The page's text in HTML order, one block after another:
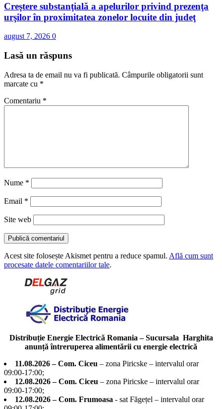
Creştere substanţială a apelurilor privind prezenţa
urşilor în proximitatea zonelor locuite din judeţ
august 7, 2026 0
Lasă un răspuns
Adresa ta de email nu va fi publicată. Câmpurile obligatorii sunt
marcate cu *
Comentariu *
Nume *
Email *
Site web
Acest site folosește Akismet pentru a reduce spamul. Află cum sunt
procesate datele comentariilor tale.
Distribuție Energie Electrică Romania – Sucursala Harghita
anunță întreruperea alimentării cu energie electrică
11.08.2026 – Com. Ciceu – zona Piricske – intervalul orar
09:00-17:00;
12.08.2026 – Com. Ciceu – zona Piricske – intervalul orar
09:00-17:00;
12.08.2026 – Com. Frumoasa - sat Făgețel – intervalul orar